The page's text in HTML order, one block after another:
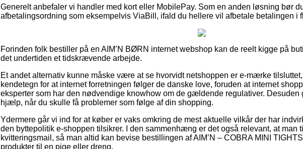
Generelt anbefaler vi handler med kort eller MobilePay. Som en anden løsning bør
afbetalingsordning som eksempelvis ViaBill, ifald du hellere vil afbetale betalingen i
Forinden folk bestiller på en AIM’N BØRN internet webshop kan de reelt kigge på
det undertiden et tidskrævende arbejde.
Et andet alternativ kunne måske være at se hvorvidt netshoppen er e-mærke
kendetegn for at internet forretningen følger de danske love, foruden at internet
eksperter som har den nødvendige knowhow om de gældende regulativer. Desuden
hjælp, når du skulle få problemer som følge af din shopping.
Ydermere går vi ind for at køber er vaks omkring de mest aktuelle vilkår der har
den byttepolitik e-shoppen tilsikrer. I den sammenhæng er det også relevant, at man
kvitteringsmail, så man altid kan bevise bestillingen af AIM’N – COBRA MINI
produkter til en pige eller dreng.